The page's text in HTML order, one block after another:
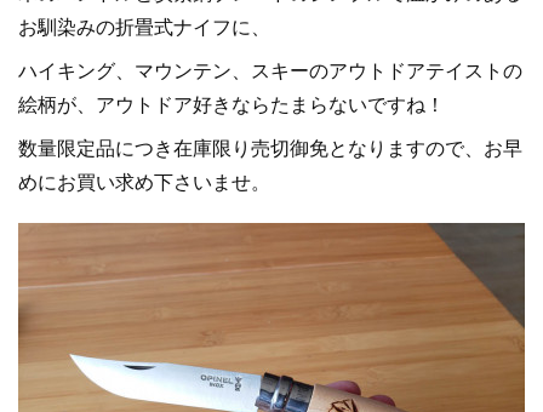
お馴染みの折畳式ナイフに、
ハイキング、マウンテン、スキーのアウトドアテイストの
絵柄が、アウトドア好きならたまらないですね！
数量限定品につき在庫限り売切御免となりますので、お早
めにお買い求め下さいませ。